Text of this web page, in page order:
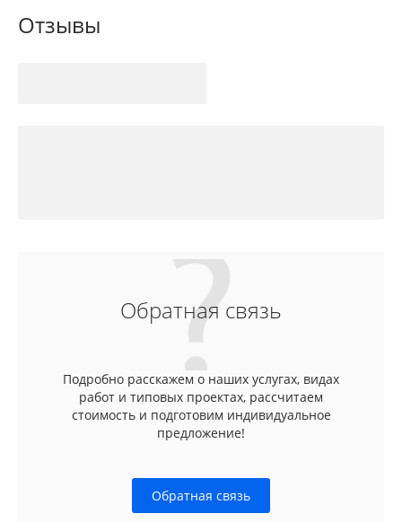
Отзывы
Обратная связь
Подробно расскажем о наших услугах, видах
работ и типовых проектах, рассчитаем
стоимость и подготовим индивидуальное
предложение!
Обратная связь